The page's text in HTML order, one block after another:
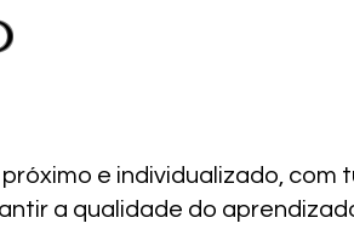
e individualizado, com
a qualidade do